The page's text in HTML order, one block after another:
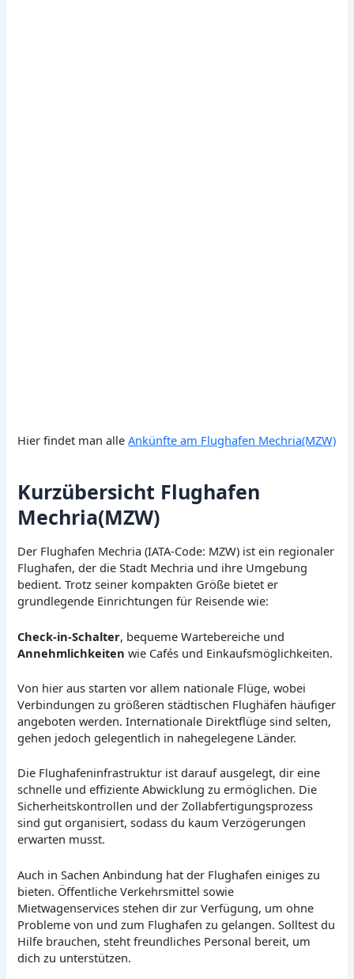
Hier findet man alleAnkünfte am Flughafen Mechria(MZW)
Kurzübersicht Flughafen
Mechria(MZW)
Der Flughafen Mechria (IATA-Code: MZW) ist ein regionaler
Flughafen, der die Stadt Mechria und ihre Umgebung
bedient. Trotz seiner kompakten Größe bietet er
grundlegende Einrichtungen für Reisende wie:
Check-in-Schalter, bequeme Wartebereiche und
Annehmlichkeiten wie Cafés und Einkaufsmöglichkeiten.
Von hier aus starten vor allem nationale Flüge, wobei
Verbindungen zu größeren städtischen Flughäfen häufiger
angeboten werden. Internationale Direktflüge sind selten,
gehen jedoch gelegentlich in nahegelegene Länder.
Die Flughafeninfrastruktur ist darauf ausgelegt, dir eine
schnelle und effiziente Abwicklung zu ermöglichen. Die
Sicherheitskontrollen und der Zollabfertigungsprozess
sind gut organisiert, sodass du kaum Verzögerungen
erwarten musst.
Auch in Sachen Anbindung hat der Flughafen einiges zu
bieten. Öffentliche Verkehrsmittel sowie
Mietwagenservices stehen dir zur Verfügung, um ohne
Probleme von und zum Flughafen zu gelangen. Solltest du
Hilfe brauchen, steht freundliches Personal bereit, um
dich zu unterstützen.